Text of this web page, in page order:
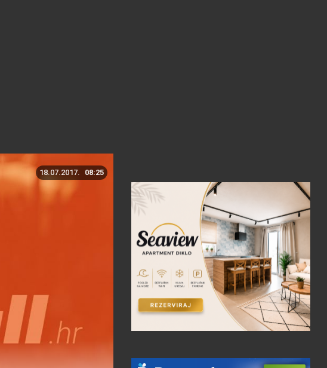
18.07.2017. 08:25